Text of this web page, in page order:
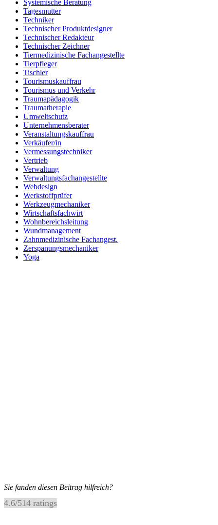
Systemische Beratung
Tagesmutter
Techniker
Technischer Produktdesigner
Technischer Redakteur
Technischer Zeichner
Tiermedizinische Fachangestellte
Tierpfleger
Tischler
Tourismuskauffrau
Tourismus und Verkehr
Traumapädagogik
Traumatherapie
Umweltschutz
Unternehmensberater
Veranstaltungskauffrau
Verkäufer/in
Vermessungstechniker
Vertrieb
Verwaltung
Verwaltungsfachangestellte
Webdesign
Werkstoffprüfer
Werkzeugmechaniker
Wirtschaftsfachwirt
Wohnbereichsleitung
Wundmanagement
Zahnmedizinische Fachangest.
Zerspanungsmechaniker
Yoga
Sie fanden diesen Beitrag hilfreich?
4.6/514 ratings